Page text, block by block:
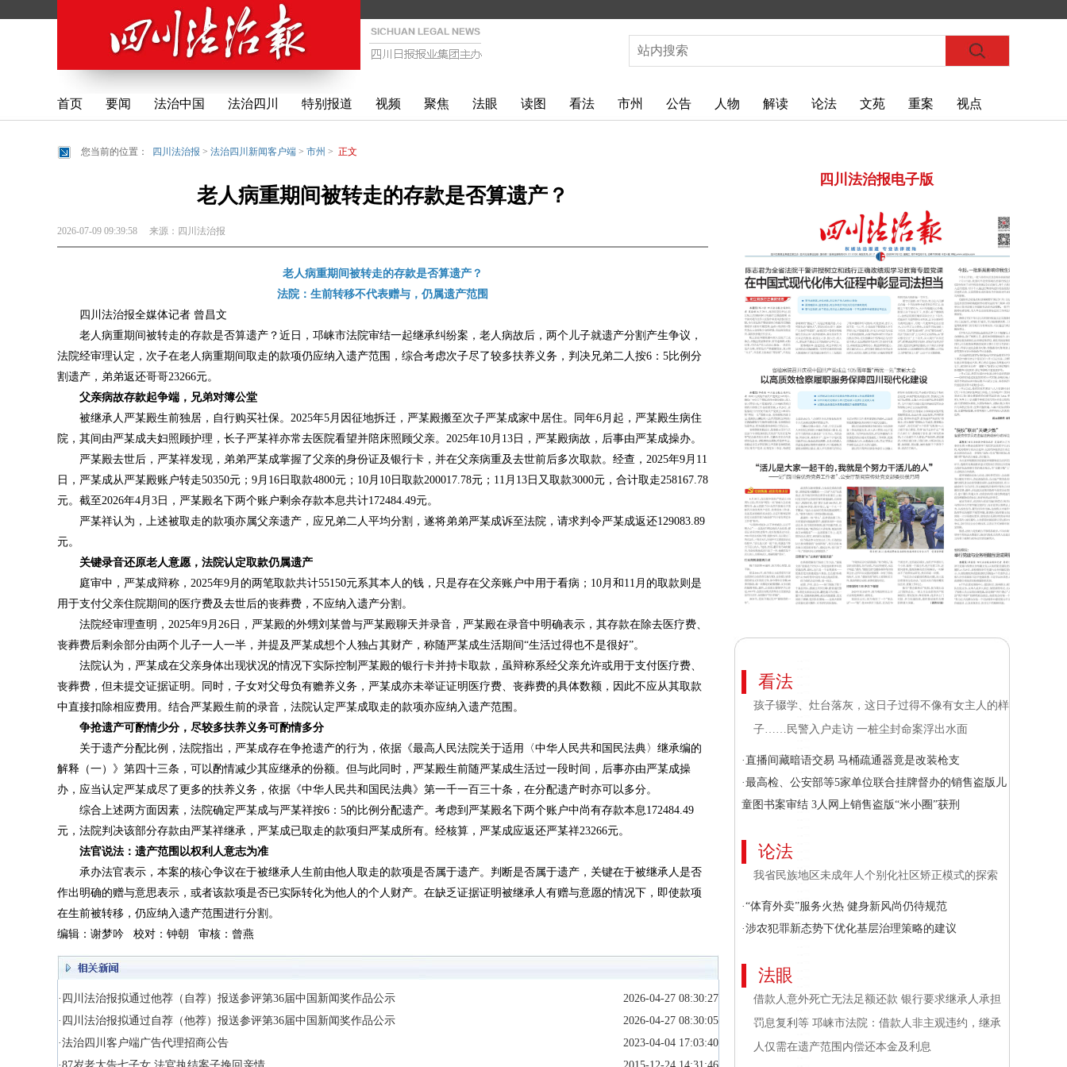
首页 要闻 法治中国 法治四川 特别报道 视频 聚焦 法眼 读图 看法 市州 公告 人物 解读 论法 文苑 重案 视点
您当前的位置： 四川法治报 > 法治四川新闻客户端 > 市州 > 正文
老人病重期间被转走的存款是否算遗产？
2026-07-09 09:39:58 来源： 四川法治报
老人病重期间被转走的存款是否算遗产？
法院：生前转移不代表赠与，仍属遗产范围
四川法治报全媒体记者 曾昌文
老人病重期间被转走的存款是否算遗产？近日，邛崃市法院审结一起继承纠纷案，老人病故后，两个儿子就遗产分割产生争议，
法院经审理认定，次子在老人病重期间取走的款项仍应纳入遗产范围，综合考虑次子尽了较多扶养义务，判决兄弟二人按6：5比例分
割遗产，弟弟返还哥哥23266元。
父亲病故存款起争端，兄弟对簿公堂
被继承人严某殿生前独居，自行购买社保。2025年5月因征地拆迁，严某殿搬至次子严某成家中居住。同年6月起，严某殿生病住
院，其间由严某成夫妇照顾护理，长子严某祥亦常去医院看望并陪床照顾父亲。2025年10月13日，严某殿病故，后事由严某成操办。
严某殿去世后，严某祥发现，弟弟严某成掌握了父亲的身份证及银行卡，并在父亲病重及去世前后多次取款。经查，2025年9月11
日，严某成从严某殿账户转走50350元；9月16日取款4800元；10月10日取款200017.78元；11月13日又取款3000元，合计取走258167.78
元。截至2026年4月3日，严某殿名下两个账户剩余存款本息共计172484.49元。
严某祥认为，上述被取走的款项亦属父亲遗产，应兄弟二人平均分割，遂将弟弟严某成诉至法院，请求判令严某成返还129083.89
元。
关键录音还原老人意愿，法院认定取款仍属遗产
庭审中，严某成辩称，2025年9月的两笔取款共计55150元系其本人的钱，只是存在父亲账户中用于看病；10月和11月的取款则是
用于支付父亲住院期间的医疗费及去世后的丧葬费，不应纳入遗产分割。
法院经审理查明，2025年9月26日，严某殿的外甥刘某曾与严某殿聊天并录音，严某殿在录音中明确表示，其存款在除去医疗费、
丧葬费后剩余部分由两个儿子一人一半，并提及严某成想个人独占其财产，称随严某成生活期间“生活过得也不是很好”。
法院认为，严某成在父亲身体出现状况的情况下实际控制严某殿的银行卡并持卡取款，虽辩称系经父亲允许或用于支付医疗费、
丧葬费，但未提交证据证明。同时，子女对父母负有赡养义务，严某成亦未举证证明医疗费、丧葬费的具体数额，因此不应从其取款
中直接扣除相应费用。结合严某殿生前的录音，法院认定严某成取走的款项亦应纳入遗产范围。
争抢遗产可酌情少分，尽较多扶养义务可酌情多分
关于遗产分配比例，法院指出，严某成存在争抢遗产的行为，依据《最高人民法院关于适用〈中华人民共和国民法典〉继承编的
解释（一）》第四十三条，可以酌情减少其应继承的份额。但与此同时，严某殿生前随严某成生活过一段时间，后事亦由严某成操
办，应当认定严某成尽了更多的扶养义务，依据《中华人民共和国民法典》第一千一百三十条，在分配遗产时亦可以多分。
综合上述两方面因素，法院确定严某成与严某祥按6：5的比例分配遗产。考虑到严某殿名下两个账户中尚有存款本息172484.49
元，法院判决该部分存款由严某祥继承，严某成已取走的款项归严某成所有。经核算，严某成应返还严某祥23266元。
法官说法：遗产范围以权利人意志为准
承办法官表示，本案的核心争议在于被继承人生前由他人取走的款项是否属于遗产。判断是否属于遗产，关键在于被继承人是否
作出明确的赠与意思表示，或者该款项是否已实际转化为他人的个人财产。在缺乏证据证明被继承人有赠与意愿的情况下，即使款项
在生前被转移，仍应纳入遗产范围进行分割。
编辑：谢梦吟 校对：钟朝 审核：曾燕
·四川法治报拟通过他荐（自荐）报送参评第36届中国新闻奖作品公示
2026-04-27 08:30:27
·四川法治报拟通过自荐（他荐）报送参评第36届中国新闻奖作品公示
2026-04-27 08:30:05
·法治四川客户端广告代理招商公告
2023-04-04 17:03:40
四川法治报电子版
看法
孩子辍学、灶台落灰，这日子过得不像有女主人的样
子……民警入户走访 一桩尘封命案浮出水面
·直播间藏暗语交易 马桶疏通器竟是改装枪支
·最高检、公安部等5家单位联合挂牌督办的销售盗版儿
童图书案审结 3人网上销售盗版“米小圈”获刑
论法
我省民族地区未成年人个别化社区矫正模式的探索
·“体育外卖”服务火热 健身新风尚仍待规范
·涉农犯罪新态势下优化基层治理策略的建议
法眼
借款人意外死亡无法足额还款 银行要求继承人承担
罚息复利等 邛崃市法院：借款人非主观违约，继承
人仅需在遗产范围内偿还本金及利息